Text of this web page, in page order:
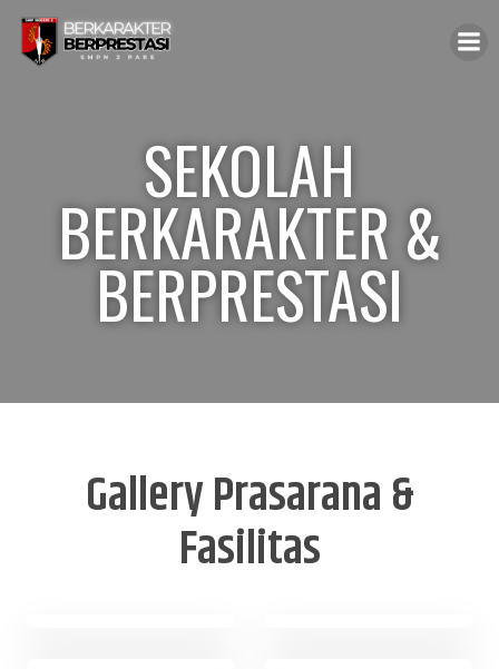
SEKOLAH
BERKARAKTER &
BERPRESTASI
Gallery Prasarana &
Fasilitas